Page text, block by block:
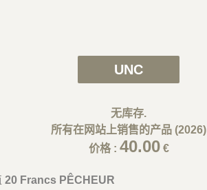
UNC
无库存.
所有在网站上销售的产品 (2026)
价格 : 40.00€
20 Francs PÊCHEUR